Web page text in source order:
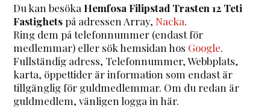
Du kan besöka Hemfosa Filipstad Trasten 12 Teti
Fastighetspå adressen Array,Nacka.
Ring dem på telefonnummer (endast för
medlemmar) eller sök hemsidan hos Google.
Fullständig adress, Telefonnummer, Webbplats,
karta, öppettider är information som endast är
tillgänglig för guldmedlemmar. Om du redan är
guldmedlem, vänligen logga in här.